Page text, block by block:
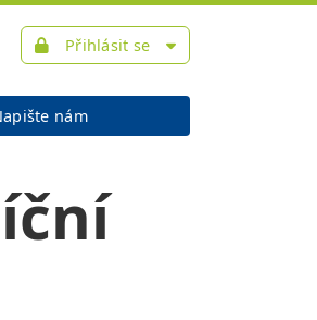
Přihlásit se
nám